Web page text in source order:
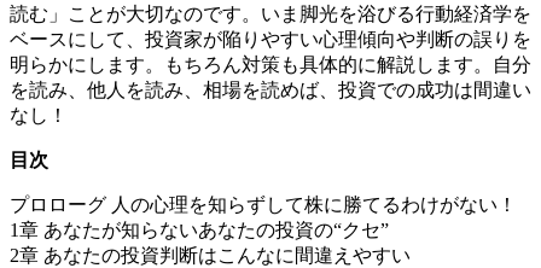
読む」ことが大切なのです。いま脚光を浴びる行動経済学を
ベースにして、投資家が陥りやすい心理傾向や判断の誤りを
明らかにします。もちろん対策も具体的に解説します。自分
を読み、他人を読み、相場を読めば、投資での成功は間違い
なし！
目次
プロローグ 人の心理を知らずして株に勝てるわけがない！
1章 あなたが知らないあなたの投資の“クセ”
2章 あなたの投資判断はこんなに間違えやすい